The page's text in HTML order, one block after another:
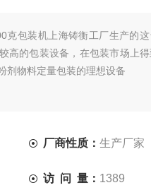
克包装机上海铸衡工厂生产的
高的包装设备，在包装市场上得
剂物料定量包装的理想设备
厂商性质：生产厂家
访 问 量： 1389